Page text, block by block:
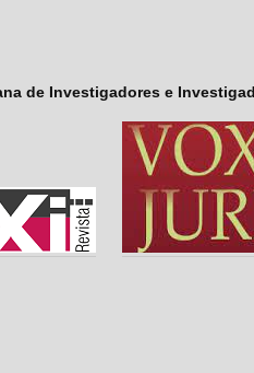
de Investigadores e